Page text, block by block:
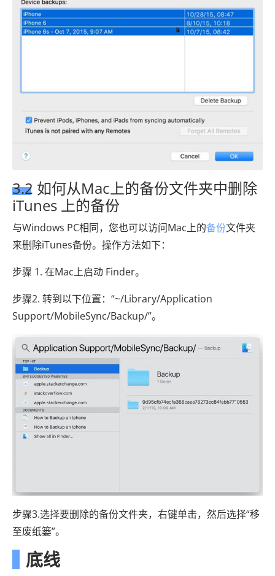
3.2 如何从Mac上的备份文件夹中删除
iTunes 上的备份
与Windows PC相同，您也可以访问Mac上的备份文件夹
来删除iTunes备份。操作方法如下：
步骤 1. 在Mac上启动 Finder。
步骤2. 转到以下位置：“~/Library/Application
Support/MobileSync/Backup/”。
步骤3.选择要删除的备份文件夹，右键单击，然后选择“移
至废纸篓”。
底线